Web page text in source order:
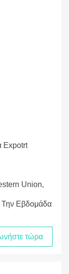
Expotrt
Union,
Εβδομάδα
τώρα